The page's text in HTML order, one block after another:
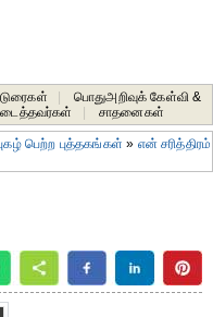
பொதுஅறிவுக் கேள்வி &
சாதனைகள்‎
பெற்ற புத்தகங்கள் » என் சரித்திரம்